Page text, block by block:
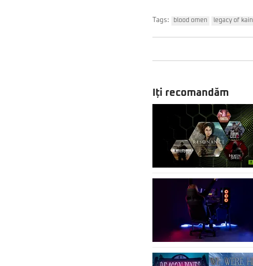
Tags: blood omen legacy of kain
Iți recomandăm